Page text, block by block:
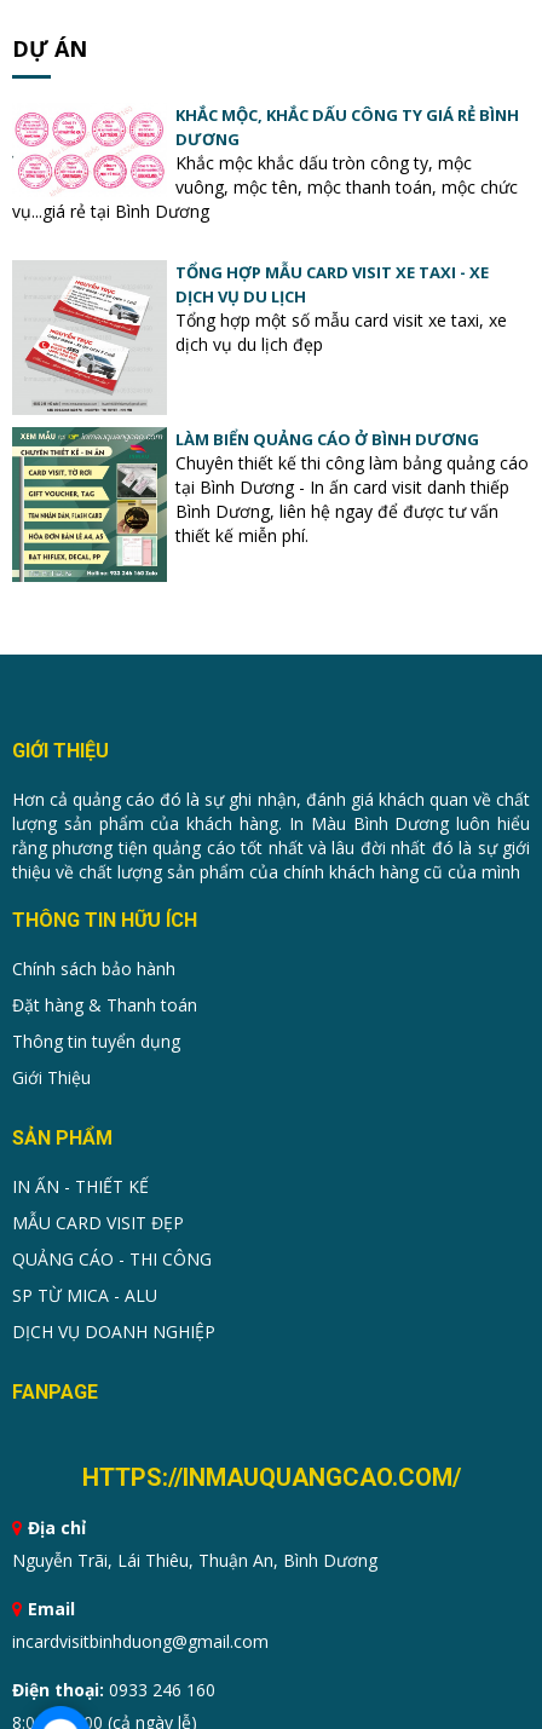
DỰ ÁN
KHẮC MỘC, KHẮC DẤU CÔNG TY GIÁ RẺ BÌNH
DƯƠNG
Khắc mộc khắc dấu tròn công ty, mộc
vuông, mộc tên, mộc thanh toán, mộc chức
vụ...giá rẻ tại Bình Dương
TỔNG HỢP MẪU CARD VISIT XE TAXI - XE
DỊCH VỤ DU LỊCH
Tổng hợp một số mẫu card visit xe taxi, xe
dịch vụ du lịch đẹp
LÀM BIỂN QUẢNG CÁO Ở BÌNH DƯƠNG
Chuyên thiết kế thi công làm bảng quảng cáo
tại Bình Dương - In ấn card visit danh thiếp
Bình Dương, liên hệ ngay để được tư vấn
thiết kế miễn phí.
GIỚI THIỆU
Hơn cả quảng cáo đó là sự ghi nhận, đánh giá khách quan về chất
lượng sản phẩm của khách hàng. In Màu Bình Dương luôn hiểu
rằng phương tiện quảng cáo tốt nhất và lâu đời nhất đó là sự giới
thiệu về chất lượng sản phẩm của chính khách hàng cũ của mình
THÔNG TIN HỮU ÍCH
Chính sách bảo hành
Đặt hàng & Thanh toán
Thông tin tuyển dụng
Giới Thiệu
SẢN PHẨM
IN ẤN - THIẾT KẾ
MẪU CARD VISIT ĐẸP
QUẢNG CÁO - THI CÔNG
SP TỪ MICA - ALU
DỊCH VỤ DOANH NGHIỆP
FANPAGE
HTTPS://INMAUQUANGCAO.COM/
Địa chỉ
Nguyễn Trãi, Lái Thiêu, Thuận An, Bình Dương
Email
incardvisitbinhduong@gmail.com
Điện thoại: 0933 246 160
8:00 - 19:00 (cả ngày lễ)